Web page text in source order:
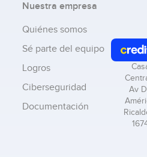
Nuestra empresa
Quiénes somos
Sé parte del equipo
Logros
Ciberseguridad
Documentación
Av